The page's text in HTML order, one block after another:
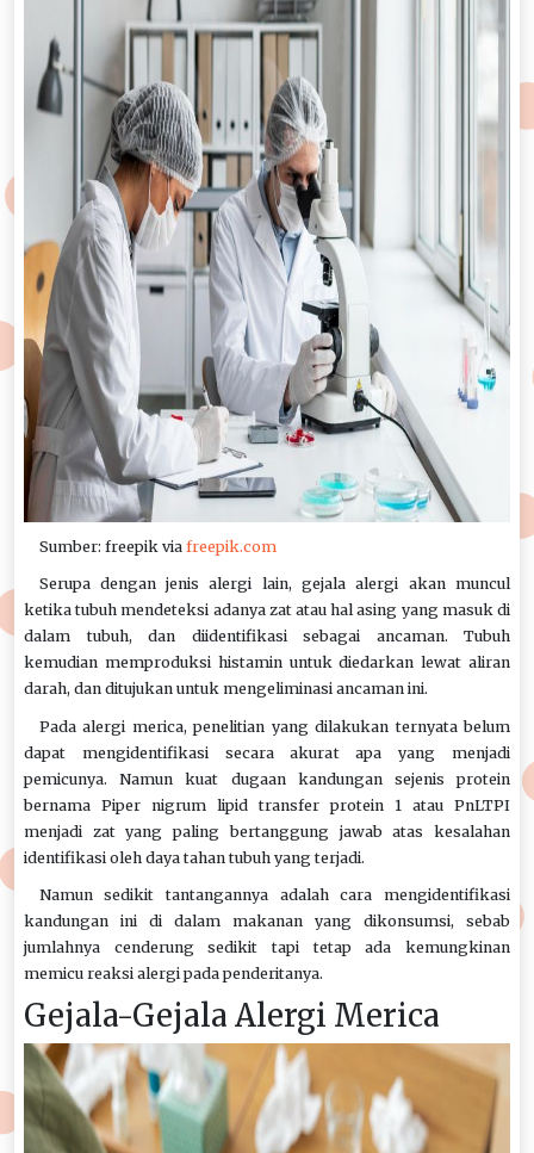
Sumber: freepik via freepik.com
Serupa dengan jenis alergi lain, gejala alergi akan muncul
ketika tubuh mendeteksi adanya zat atau hal asing yang masuk di
dalam tubuh, dan diidentifikasi sebagai ancaman. Tubuh
kemudian memproduksi histamin untuk diedarkan lewat aliran
darah, dan ditujukan untuk mengeliminasi ancaman ini.
Pada alergi merica, penelitian yang dilakukan ternyata belum
dapat mengidentifikasi secara akurat apa yang menjadi
pemicunya. Namun kuat dugaan kandungan sejenis protein
bernama Piper nigrum lipid transfer protein 1 atau PnLTPI
menjadi zat yang paling bertanggung jawab atas kesalahan
identifikasi oleh daya tahan tubuh yang terjadi.
Namun sedikit tantangannya adalah cara mengidentifikasi
kandungan ini di dalam makanan yang dikonsumsi, sebab
jumlahnya cenderung sedikit tapi tetap ada kemungkinan
memicu reaksi alergi pada penderitanya.
Gejala-Gejala Alergi Merica